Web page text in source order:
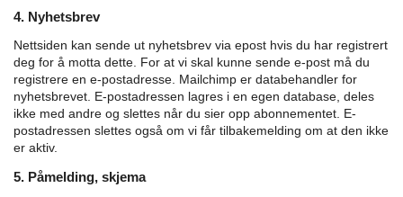
4. Nyhetsbrev
Nettsiden kan sende ut nyhetsbrev via epost hvis du har registrert
deg for å motta dette. For at vi skal kunne sende e-post må du
registrere en e-postadresse. Mailchimp er databehandler for
nyhetsbrevet. E-postadressen lagres i en egen database, deles
ikke med andre og slettes når du sier opp abonnementet. E-
postadressen slettes også om vi får tilbakemelding om at den ikke
er aktiv.
5. Påmelding, skjema